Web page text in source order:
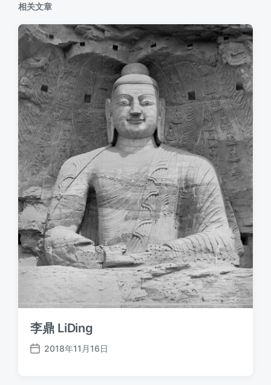
相关文章
李鼎 LiDing
发
2018年11月16日